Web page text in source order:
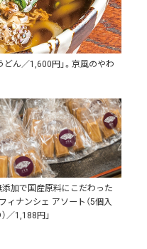
ん／1,600円」。京風のやわ
添加で国産原料にこだわった
フィナンシェ アソート（5個入
）／1,188円」